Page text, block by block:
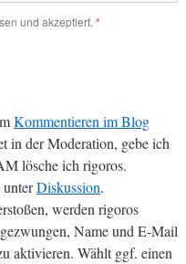
und akzeptiert. *
Kommentieren im Blog
in der Moderation, gebe ich
lösche ich rigoros.
unterDiskussion.
werden rigoros
Name und E-Mail
aktivieren. Wählt ggf. einen